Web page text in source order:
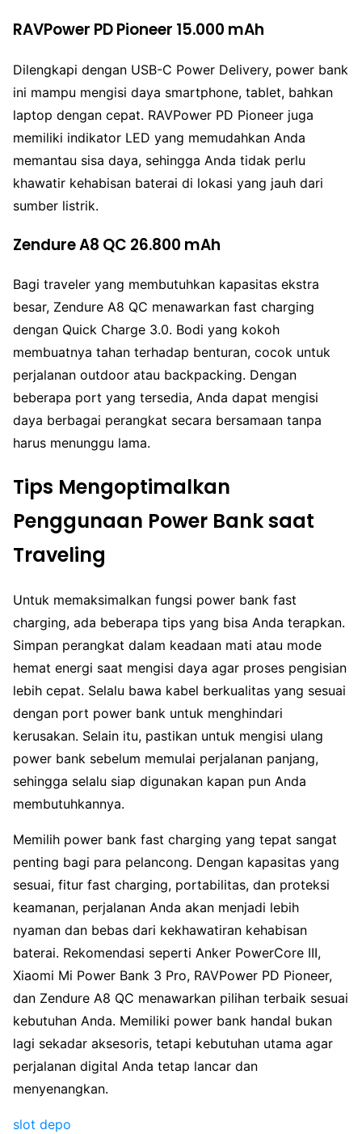
RAVPower PD Pioneer 15.000 mAh
Dilengkapi dengan USB-C Power Delivery, power bank
ini mampu mengisi daya smartphone, tablet, bahkan
laptop dengan cepat. RAVPower PD Pioneer juga
memiliki indikator LED yang memudahkan Anda
memantau sisa daya, sehingga Anda tidak perlu
khawatir kehabisan baterai di lokasi yang jauh dari
sumber listrik.
Zendure A8 QC 26.800 mAh
Bagi traveler yang membutuhkan kapasitas ekstra
besar, Zendure A8 QC menawarkan fast charging
dengan Quick Charge 3.0. Bodi yang kokoh
membuatnya tahan terhadap benturan, cocok untuk
perjalanan outdoor atau backpacking. Dengan
beberapa port yang tersedia, Anda dapat mengisi
daya berbagai perangkat secara bersamaan tanpa
harus menunggu lama.
Tips Mengoptimalkan
Penggunaan Power Bank saat
Traveling
Untuk memaksimalkan fungsi power bank fast
charging, ada beberapa tips yang bisa Anda terapkan.
Simpan perangkat dalam keadaan mati atau mode
hemat energi saat mengisi daya agar proses pengisian
lebih cepat. Selalu bawa kabel berkualitas yang sesuai
dengan port power bank untuk menghindari
kerusakan. Selain itu, pastikan untuk mengisi ulang
power bank sebelum memulai perjalanan panjang,
sehingga selalu siap digunakan kapan pun Anda
membutuhkannya.
Memilih power bank fast charging yang tepat sangat
penting bagi para pelancong. Dengan kapasitas yang
sesuai, fitur fast charging, portabilitas, dan proteksi
keamanan, perjalanan Anda akan menjadi lebih
nyaman dan bebas dari kekhawatiran kehabisan
baterai. Rekomendasi seperti Anker PowerCore III,
Xiaomi Mi Power Bank 3 Pro, RAVPower PD Pioneer,
dan Zendure A8 QC menawarkan pilihan terbaik sesuai
kebutuhan Anda. Memiliki power bank handal bukan
lagi sekadar aksesoris, tetapi kebutuhan utama agar
perjalanan digital Anda tetap lancar dan
menyenangkan.
slot depo